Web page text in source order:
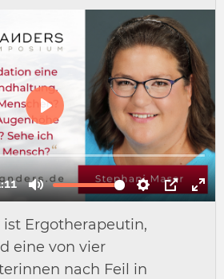
ist Ergotherapeutin,
eine von vier
nach Feil in